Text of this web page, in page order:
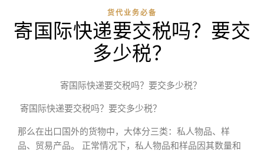
货代业务必备
寄国际快递要交税吗？要交
多少税？
寄国际快递要交税吗？要交多少税？
寄国际快递要交税吗？要交多少税？
那么在出口国外的货物中，大体分三类：私人物品、样
品、贸易产品。 正常情况下，私人物品和样品因其数量和